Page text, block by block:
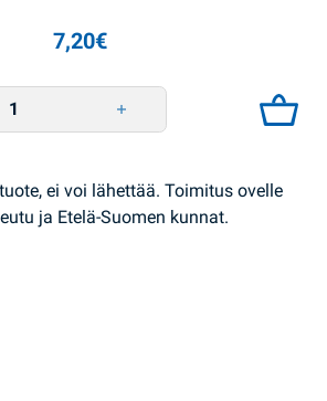
7,20€
ei voi lähettää. Toimitus ovelle
ja Etelä-Suomen kunnat.